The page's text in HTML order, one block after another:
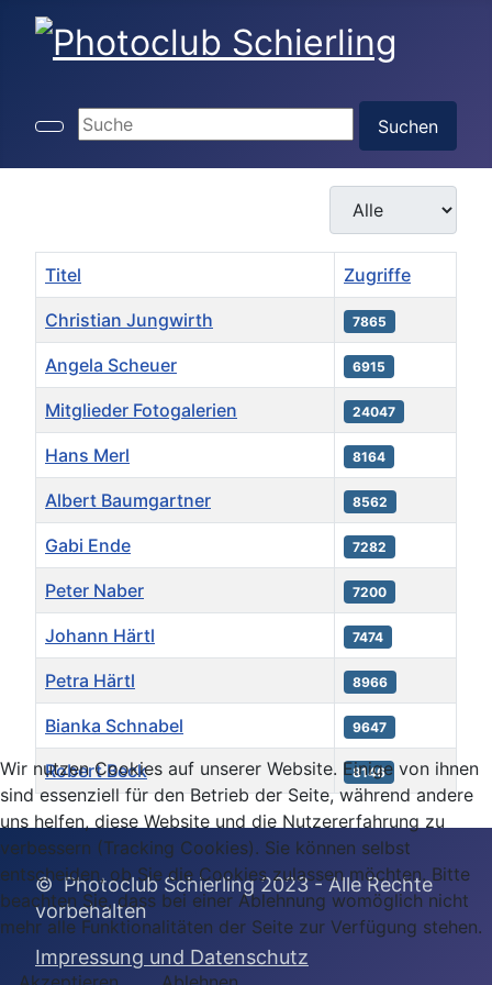
Suchen ...
Suchen
Anzeige #
Beiträge
Titel Zugriffe
Christian Jungwirth 7865
Angela Scheuer 6915
Mitglieder Fotogalerien 24047
Hans Merl 8164
Albert Baumgartner 8562
Gabi Ende 7282
Peter Naber 7200
Johann Härtl 7474
Petra Härtl 8966
Bianka Schnabel 9647
Robert Beck 8146
© Photoclub Schierling 2023 - Alle Rechte
vorbehalten
Impressung und Datenschutz
Wir nutzen Cookies auf unserer Website. Einige von ihnen
sind essenziell für den Betrieb der Seite, während andere
uns helfen, diese Website und die Nutzererfahrung zu
verbessern (Tracking Cookies). Sie können selbst
entscheiden, ob Sie die Cookies zulassen möchten. Bitte
beachten Sie, dass bei einer Ablehnung womöglich nicht
mehr alle Funktionalitäten der Seite zur Verfügung stehen.